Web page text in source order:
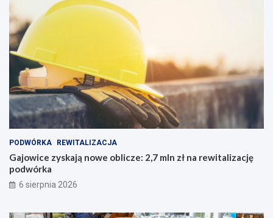
PODWÓRKA REWITALIZACJA
Gajowice zyskają nowe oblicze: 2,7 mln zł na rewitalizację
podwórka
6 sierpnia 2026